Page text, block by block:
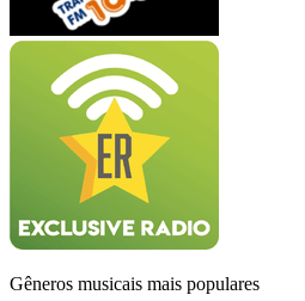
Gêneros musicais mais populares